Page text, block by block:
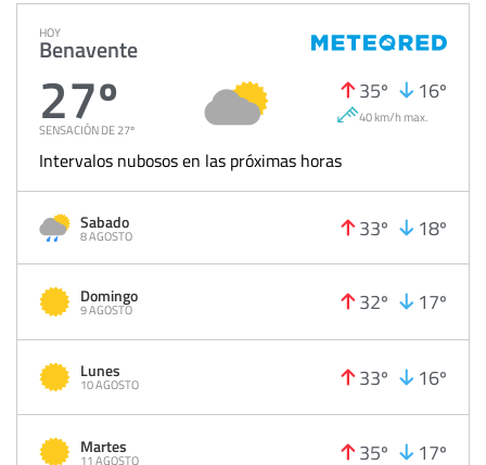
HOY
Benavente
27º
SENSACIÓN DE 27º
35º 16º
40 km/h max.
Intervalos nubosos en las próximas horas
Sabado
8 AGOSTO 33º 18º
Domingo
9 AGOSTO 32º 17º
Lunes
10 AGOSTO 33º 16º
Martes
11 AGOSTO 35º 17º